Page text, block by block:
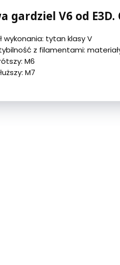
gardziel V6 od E3D.
wykonania: tytan klasy V
z filamentami:
M6
M7